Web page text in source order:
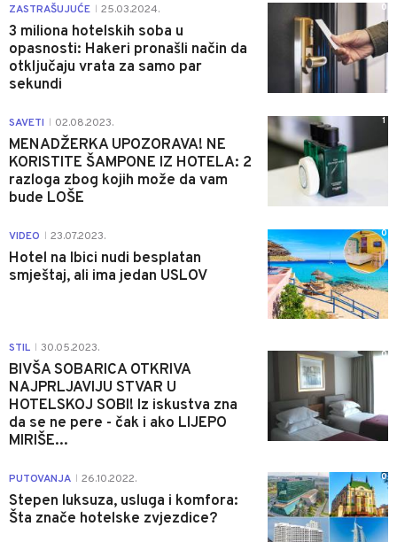
ZASTRAŠUJUĆE 25.03.2024.
3 miliona hotelskih soba u
opasnosti: Hakeri pronašli način da
otključaju vrata za samo par
sekundi
0
SAVETI 02.08.2023.
MENADŽERKA UPOZORAVA! NE
KORISTITE ŠAMPONE IZ HOTELA: 2
razloga zbog kojih može da vam
bude LOŠE
1
VIDEO 23.07.2023.
Hotel na Ibici nudi besplatan
smještaj, ali ima jedan USLOV
0
STIL 30.05.2023.
BIVŠA SOBARICA OTKRIVA
NAJPRLJAVIJU STVAR U
HOTELSKOJ SOBI! Iz iskustva zna
da se ne pere - čak i ako LIJEPO
MIRIŠE...
0
PUTOVANJA 26.10.2022.
Stepen luksuza, usluga i komfora:
Šta znače hotelske zvjezdice?
0